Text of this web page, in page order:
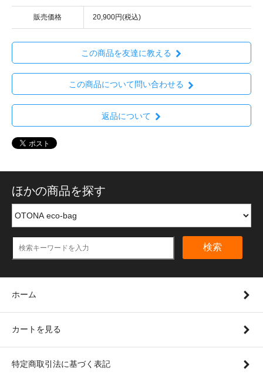
販売価格 20,900円(税込)
この商品を友達に教える
この商品について問い合わせる
返品について
ほかの商品を探す
検索
ホーム
カートを見る
特定商取引法に基づく表記